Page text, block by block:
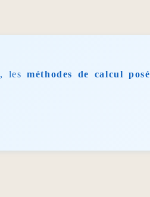
, lesméthodes de calcul posé